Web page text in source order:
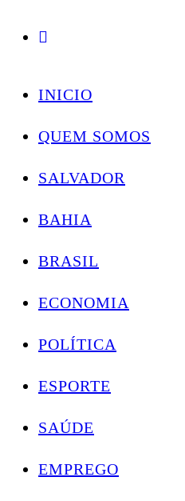
Skip
Conectando você às notícias do Brasil e do mundo
INICIO
QUEM SOMOS
SALVADOR
BAHIA
BRASIL
ECONOMIA
POLÍTICA
ESPORTE
SAÚDE
EMPREGO